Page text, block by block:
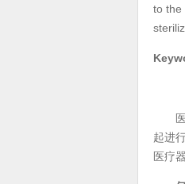
to the
医疗
起进
医疗